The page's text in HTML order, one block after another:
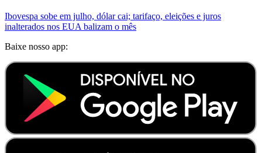
Ibovespa sobe em julho, dólar cai; tarifaço, eleições e juros
inalterados nos EUA balizam o mês
Baixe nosso app: